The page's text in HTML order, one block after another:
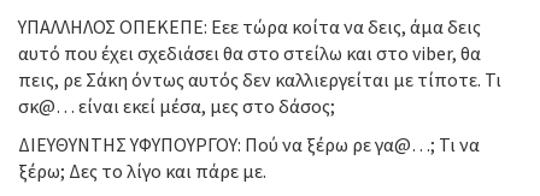
ΥΠΑΛΛΗΛΟΣ ΟΠΕΚΕΠΕ: Εεε τώρα κοίτα να δεις, άμα δεις
αυτό που έχει σχεδιάσει θα στο στείλω και στο viber, θα
πεις, ρε Σάκη όντως αυτός δεν καλλιεργείται με τίποτε. Τι
σκ@… είναι εκεί μέσα, μες στο δάσος;
ΔΙΕΥΘΥΝΤΗΣ ΥΦΥΠΟΥΡΓΟΥ: Πού να ξέρω ρε γα@…; Τι να
ξέρω; Δες το λίγο και πάρε με.